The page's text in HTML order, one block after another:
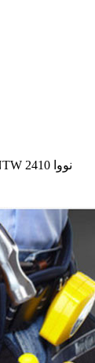
اتو لوله سبز 1500وات مدل NTW 2410 نووا